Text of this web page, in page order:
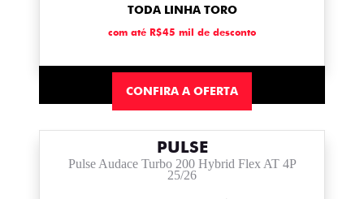
TODA LINHA TORO
com até R$45 mil de desconto
CONFIRA A OFERTA
PULSE
Pulse Audace Turbo 200 Hybrid Flex AT 4P
25/26